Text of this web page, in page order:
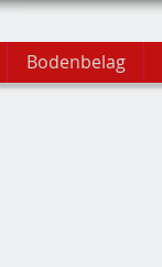
Bodenbelag